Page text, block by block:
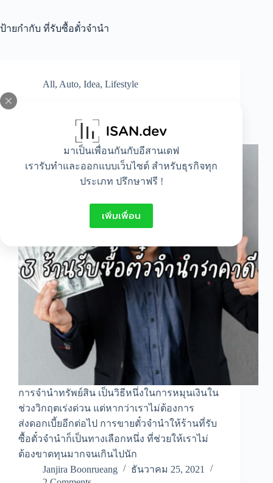
มาเป็นเพื่อนกันกับอีสานเดฟ
เรารับทำและออกแบบเว็บไซต์ สำหรับธุรกิจทุก
ประเภท ปรึกษาฟรี !
เพิ่มเพื่อน
ป้ายกำกับ ที่รับซื้อตั๋วจำนำ
All, Auto, Idea, Lifestyle
การจำนำทรัพย์สิน เป็นวิธีหนึ่งในการหมุนเงินใน
ช่วงวิกฤตเร่งด่วน แต่หากว่าเราไม่ต้องการ
ส่งดอกเบี้ยอีกต่อไป การขายตั๋วจำนำให้ร้านที่รับ
ซื้อตั๋วจำนำก็เป็นทางเลือกหนึ่ง ที่ช่วยให้เราไม่
ต้องขาดทุนมากจนเกินไปนัก
Janjira Boonrueang
ธันวาคม 25, 2021